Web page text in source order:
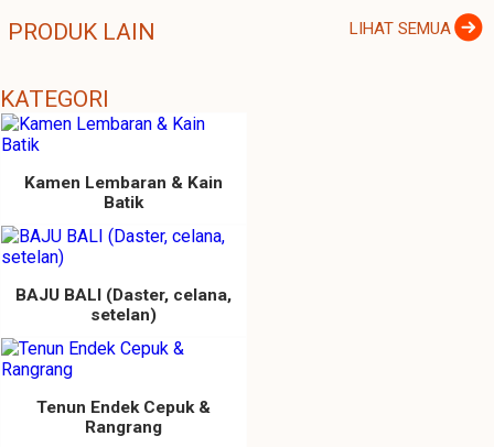
PRODUK LAIN LIHAT SEMUA
KATEGORI
Kamen Lembaran & Kain
Batik
BAJU BALI (Daster, celana,
setelan)
Tenun Endek Cepuk &
Rangrang